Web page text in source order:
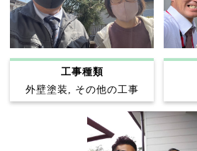
工事種類
外壁塗装, その他の工事